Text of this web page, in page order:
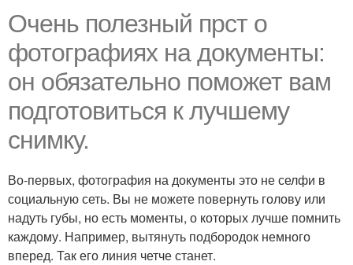
Очень полезный прст о
фотографиях на документы:
он обязательно поможет вам
подготовиться к лучшему
снимку.
Во-первых, фотография на документы это не селфи в
социальную сеть. Вы не можете повернуть голову или
надуть губы, но есть моменты, о которых лучше помнить
каждому. Например, вытянуть подбородок немного
вперед. Так его линия четче станет.